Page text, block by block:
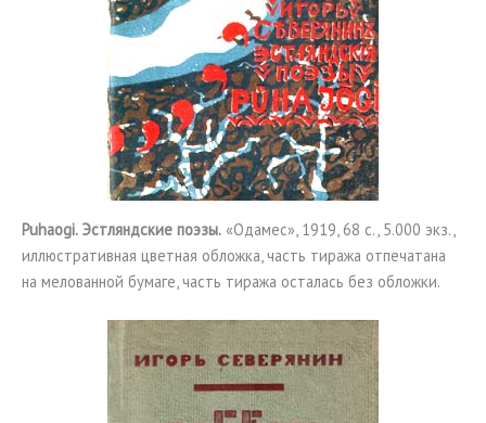
Puhaogi. Эстляндские поэзы. «Одамес», 1919, 68 с., 5.000 экз.,
иллюстративная цветная обложка, часть тиража отпечатана
на мелованной бумаге, часть тиража осталась без обложки.